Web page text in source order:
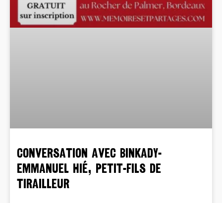
CONVERSATION AVEC BINKADY-
EMMANUEL HIÉ, PETIT-FILS DE
TIRAILLEUR